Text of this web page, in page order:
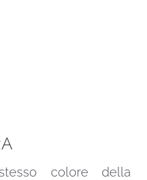
colore della